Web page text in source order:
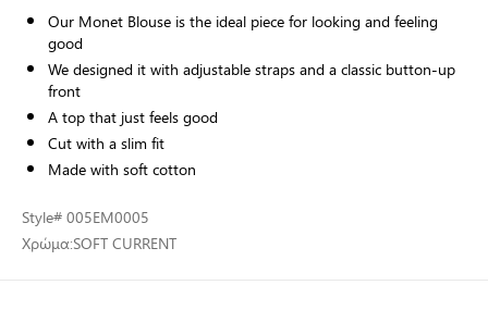
Our Monet Blouse is the ideal piece for looking and feeling
good
We designed it with adjustable straps and a classic button-up
front
A top that just feels good
Cut with a slim fit
Made with soft cotton
Style# 005EM0005
Χρώμα:SOFT CURRENT